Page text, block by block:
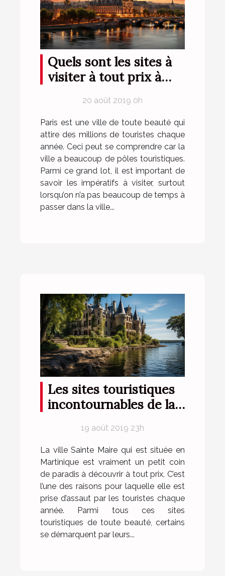
Quels sont les sites à
visiter à tout prix à
20 août 2019 0h
Paris est une ville de toute beauté qui
attire des millions de touristes chaque
année. Ceci peut se comprendre car la
ville a beaucoup de pôles touristiques.
Parmi ce grand lot, il est important de
savoir les impératifs à visiter, surtout
lorsqu’on n’a pas beaucoup de temps à
passer dans la ville...
Les sites touristiques
incontournables de la
19 août 2019 23h
La ville Sainte Maire qui est située en
Martinique est vraiment un petit coin
de paradis à découvrir à tout prix. C’est
l’une des raisons pour laquelle elle est
prise d’assaut par les touristes chaque
année. Parmi tous ces sites
touristiques de toute beauté, certains
se démarquent par leurs...